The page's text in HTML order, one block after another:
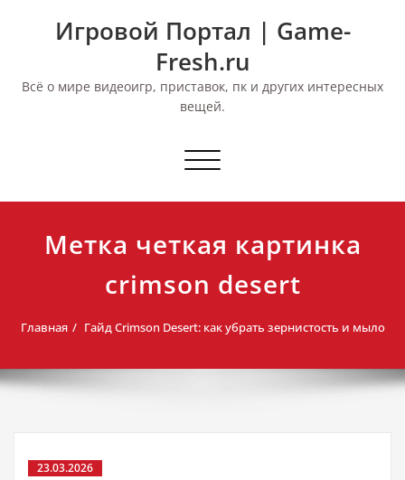
Игровой Портал | Game-
Fresh.ru
Всё о мире видеоигр, приставок, пк и других интересных
вещей.
Переключить
Метка четкая картинка
crimson desert
Главная Гайд Crimson Desert: как убрать зернистость и мыло
23.03.2026